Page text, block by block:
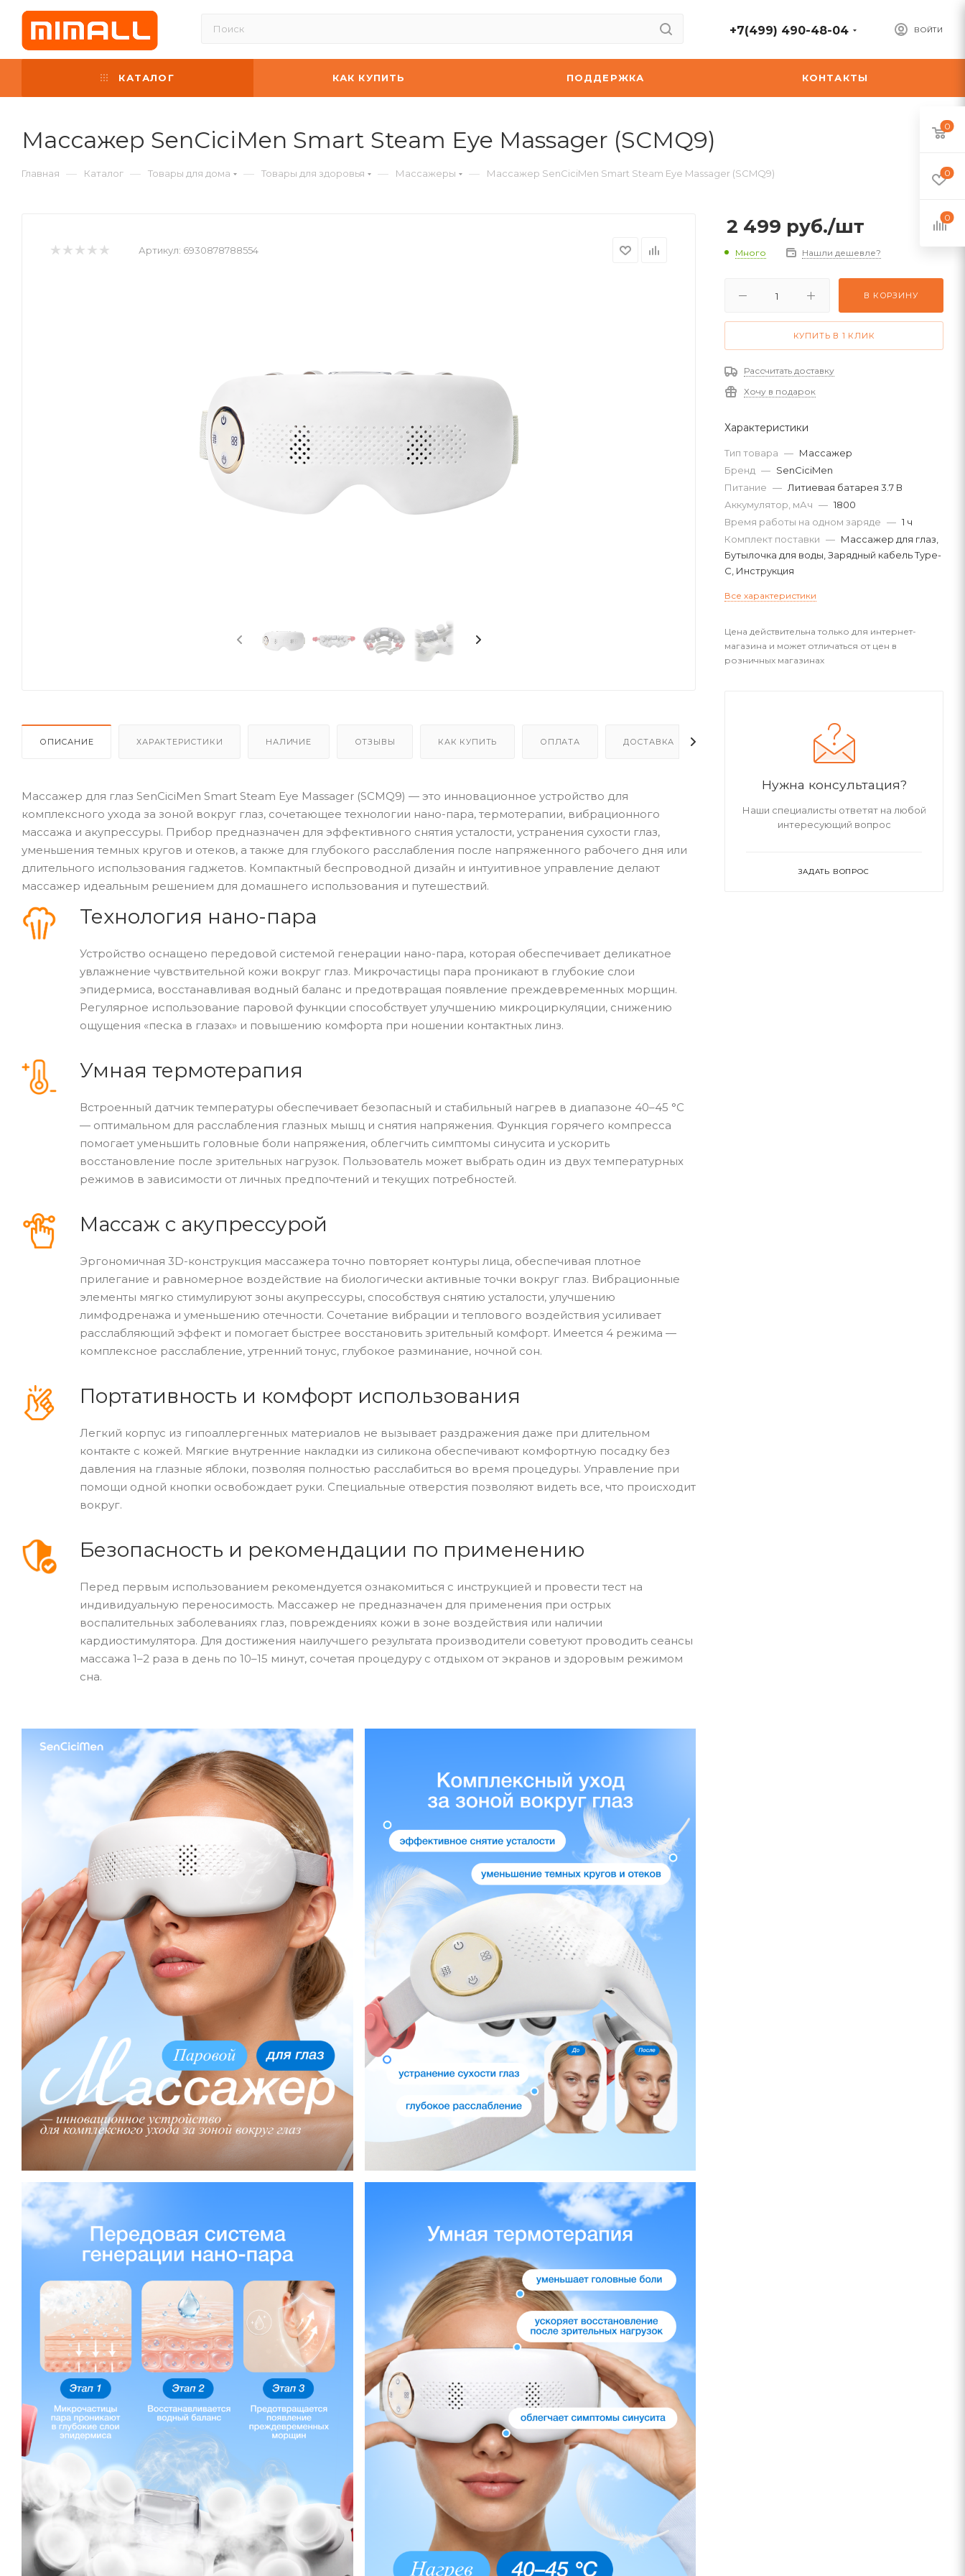
ВОЙТИ
+7(499) 490-48-04
КАТАЛОГ КАК КУПИТЬ ПОДДЕРЖКА КОНТАКТЫ
Массажер SenCiciMen Smart Steam Eye Massager (SCMQ9)
Главная — Каталог — Товары для дома — Товары для здоровья — Массажеры — Массажер SenCiciMen Smart Steam Eye Massager (SCMQ9)
Артикул: 6930878788554
ОПИСАНИЕ ХАРАКТЕРИСТИКИ НАЛИЧИЕ ОТЗЫВЫ КАК КУПИТЬ ОПЛАТА ДОСТАВКА
Массажер для глаз SenCiciMen Smart Steam Eye Massager (SCMQ9) — это инновационное устройство для
комплексного ухода за зоной вокруг глаз, сочетающее технологии нано-пара, термотерапии, вибрационного
массажа и акупрессуры. Прибор предназначен для эффективного снятия усталости, устранения сухости глаз,
уменьшения темных кругов и отеков, а также для глубокого расслабления после напряженного рабочего дня или
длительного использования гаджетов. Компактный беспроводной дизайн и интуитивное управление делают
массажер идеальным решением для домашнего использования и путешествий.
Технология нано-пара
Устройство оснащено передовой системой генерации нано-пара, которая обеспечивает деликатное
увлажнение чувствительной кожи вокруг глаз. Микрочастицы пара проникают в глубокие слои
эпидермиса, восстанавливая водный баланс и предотвращая появление преждевременных морщин.
Регулярное использование паровой функции способствует улучшению микроциркуляции, снижению
ощущения «песка в глазах» и повышению комфорта при ношении контактных линз.
Умная термотерапия
Встроенный датчик температуры обеспечивает безопасный и стабильный нагрев в диапазоне 40–45 °C
— оптимальном для расслабления глазных мышц и снятия напряжения. Функция горячего компресса
помогает уменьшить головные боли напряжения, облегчить симптомы синусита и ускорить
восстановление после зрительных нагрузок. Пользователь может выбрать один из двух температурных
режимов в зависимости от личных предпочтений и текущих потребностей.
Массаж с акупрессурой
Эргономичная 3D-конструкция массажера точно повторяет контуры лица, обеспечивая плотное
прилегание и равномерное воздействие на биологически активные точки вокруг глаз. Вибрационные
элементы мягко стимулируют зоны акупрессуры, способствуя снятию усталости, улучшению
лимфодренажа и уменьшению отечности. Сочетание вибрации и теплового воздействия усиливает
расслабляющий эффект и помогает быстрее восстановить зрительный комфорт. Имеется 4 режима —
комплексное расслабление, утренний тонус, глубокое разминание, ночной сон.
Портативность и комфорт использования
Легкий корпус из гипоаллергенных материалов не вызывает раздражения даже при длительном
контакте с кожей. Мягкие внутренние накладки из силикона обеспечивают комфортную посадку без
давления на глазные яблоки, позволяя полностью расслабиться во время процедуры. Управление при
помощи одной кнопки освобождает руки. Специальные отверстия позволяют видеть все, что происходит
вокруг.
Безопасность и рекомендации по применению
Перед первым использованием рекомендуется ознакомиться с инструкцией и провести тест на
индивидуальную переносимость. Массажер не предназначен для применения при острых
воспалительных заболеваниях глаз, повреждениях кожи в зоне воздействия или наличии
кардиостимулятора. Для достижения наилучшего результата производители советуют проводить сеансы
массажа 1–2 раза в день по 10–15 минут, сочетая процедуру с отдыхом от экранов и здоровым режимом
сна.
2 499 руб./шт
Много Нашли дешевле?
В КОРЗИНУ
КУПИТЬ В 1 КЛИК
Рассчитать доставку
Хочу в подарок
Характеристики
Тип товара — Массажер
Бренд — SenCiciMen
Питание — Литиевая батарея 3.7 В
Аккумулятор, мАч — 1800
Время работы на одном заряде — 1 ч
Комплект поставки — Массажер для глаз,
Бутылочка для воды, Зарядный кабель Type-
C, Инструкция
Все характеристики
Цена действительна только для интернет-
магазина и может отличаться от цен в
розничных магазинах
Нужна консультация?
Наши специалисты ответят на любой
интересующий вопрос
ЗАДАТЬ ВОПРОС
0
0
0